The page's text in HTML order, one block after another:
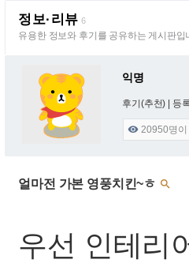
정보·리뷰 6
유용한 정보와 후기를 공유하는 게시판
익명
후기(추천) | 등
 20950명
얼마전 가본 영풍치킨~ㅎ 
우선 인테리